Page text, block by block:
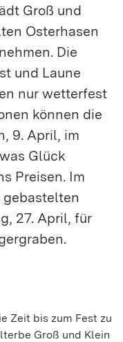
Groß und
Osterhasen
Die
und Laune
nur wetterfest
können die
9. April, im
Glück
Preisen. Im
27. April, für
Zeit bis zum Fest zu
Groß und Klein